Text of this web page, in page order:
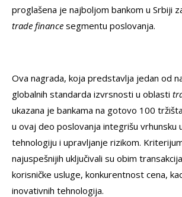
proglašena je najboljom bankom u Srbiji
trade finance segmentu poslovanja.
Ova nagrada, koja predstavlja jedan od
globalnih standarda izvrsnosti u oblasti
ukazana je bankama na gotovo 100
u ovaj deo poslovanja integrišu vrhunsku
tehnologiju i upravljanje rizikom.
najuspešnijih uključivali su obim
korisničke usluge, konkurentnost cena,
inovativnih tehnologija.